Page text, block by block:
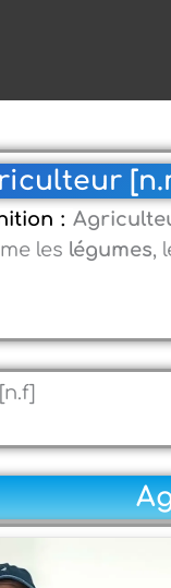
:
les légumes,
[n.f]